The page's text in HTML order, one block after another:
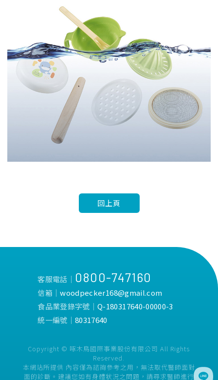
回上頁
客服電話│ 0800-747160
信箱│woodpecker168@gmail.com
食品業登錄字號│Q-180317640-00000-3
統一編號│80317640
Copyright © 啄木鳥國際事業股份有限公司 All Rights
Reserved.
本網站所提供 內容僅為諮詢參考之用，無法取代醫師面對
面的診斷。建議您如有身體狀況之問題，請尋求醫師進行